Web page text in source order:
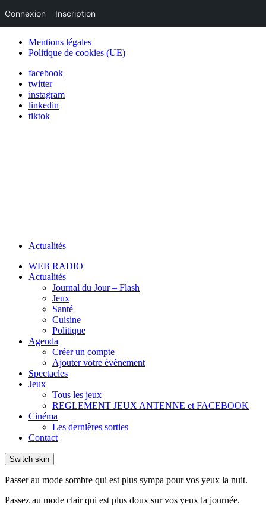
Mentions légales
Politique de cookies (UE)
facebook
twitter
instagram
linkedin
tiktok
Actualités
WEB RADIO
Actualités
Journal du Jour – Flash
Jeux
Santé
Cuisine
Politique
Agenda
Créer un compte
Ajouter votre évènement
Spectacles
Jeux
Tous les jeux
REGLEMENT JEUX ANTENNE et FACEBOOK
Cinéma
Les dernières sorties
Contact
Switch skin
Passer au mode sombre qui est plus sympa pour vos yeux la nuit.
Passez au mode clair qui est plus doux sur vos yeux la journée.
Connexion Inscription